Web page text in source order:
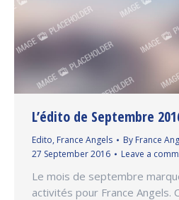
L’édito de Septembre
Edito, France Angels By France
27 September 2016
Leave a
Le mois de septembre
activités pour France